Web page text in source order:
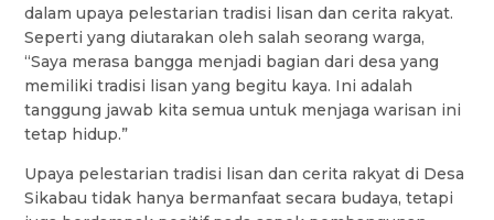
dalam upaya pelestarian tradisi lisan dan cerita rakyat.
Seperti yang diutarakan oleh salah seorang warga,
“Saya merasa bangga menjadi bagian dari desa yang
memiliki tradisi lisan yang begitu kaya. Ini adalah
tanggung jawab kita semua untuk menjaga warisan ini
tetap hidup.”
Upaya pelestarian tradisi lisan dan cerita rakyat di Desa
Sikabau tidak hanya bermanfaat secara budaya, tetapi